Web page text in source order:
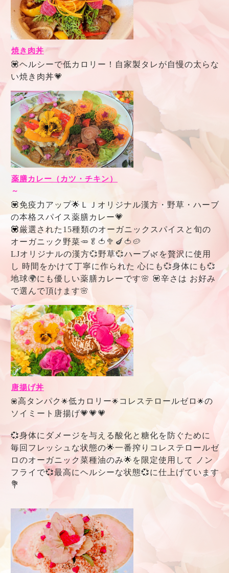
焼き肉丼
💟ヘルシーで低カロリー！自家製タレが自慢の太らな
い焼き肉丼💗
薬膳カレー（カツ・チキン）
～
💟免疫力アップ🌟ＬＪオリジナル漢方・野草・ハーブ
の本格スパイス薬膳カレー💗
💟厳選された15種類のオーガニックスパイスと旬の
オーガニック野菜🥕🥬🍅🥦🍆🍅🥔
LJオリジナルの漢方💞野草💞ハーブ🌿 を贅沢に使用
し 時間をかけて丁寧に作られた 心にも💞身体にも💞
地球🌍にも優しい薬膳カレーです🌸 💟辛さは お好み
で選んで頂けます🌸
唐揚げ丼
💟高タンパク 🌟低カロリー🌟 コレステロールゼロ 🌟の
ソイミート唐揚げ💗💗💗
💞身体にダメージを与える酸化と糖化を防ぐために
毎回フレッシュな状態の🌟一番搾りコレステロールゼ
ロのオーガニック菜種油のみ🌟を限定使用して ノン
フライで💞最高にヘルシーな状態💞に仕上げています
💐